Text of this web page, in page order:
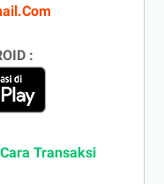
:
Cara Transaksi